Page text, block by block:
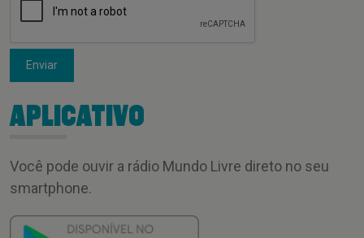
Enviar
APLICATIVO
Você pode ouvir a rádio Mundo Livre direto no seu
smartphone.